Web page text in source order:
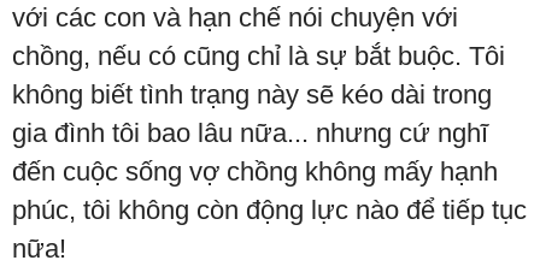
với các con và hạn chế nói chuyện với
chồng, nếu có cũng chỉ là sự bắt buộc. Tôi
không biết tình trạng này sẽ kéo dài trong
gia đình tôi bao lâu nữa... nhưng cứ nghĩ
đến cuộc sống vợ chồng không mấy hạnh
phúc, tôi không còn động lực nào để tiếp tục
nữa!